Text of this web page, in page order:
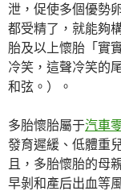
泄，促使多個優勢
都受精了，就能夠
胎及以上懷胎「實
冷笑，這聲冷笑的
和弦。）。
多胎懷胎屬于汽車
發育遲緩、低體重
且，多胎懷胎的母
早剝和產后出血等